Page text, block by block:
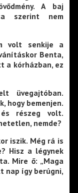
A baj
szerint nem
volt senkije a
Benta,
a kórházban, ez
üvegajtóban.
hogy bemenjen.
részeg volt.
nemde?
iszik. Még rá is
Hisz a légynek
Mire ő: „Maga
nap így berúgni,